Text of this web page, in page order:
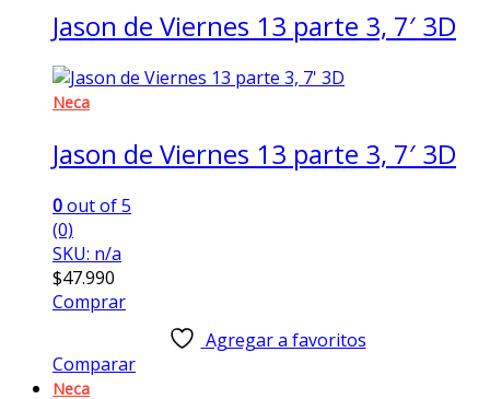
Jason de Viernes 13 parte 3, 7′ 3D
Neca
Jason de Viernes 13 parte 3, 7′ 3D
0out of 5
(0)
SKU: n/a
$47.990
Comprar
Agregar a favoritos
Comparar
Neca